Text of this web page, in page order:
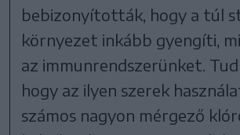
bebizonyították, hogy a túl
környezet inkább gyengíti,
az immunrendszerünket.
hogy az ilyen szerek
számos nagyon mérgező